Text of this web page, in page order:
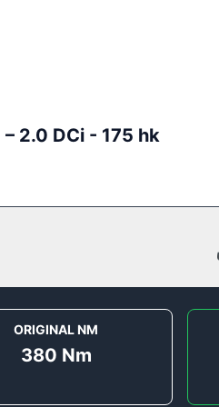
– 2.0 DCi - 175 hk
ORIGINAL NM
380 Nm